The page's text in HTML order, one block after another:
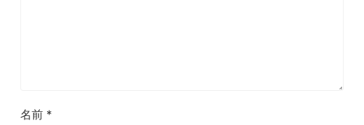
名前 *